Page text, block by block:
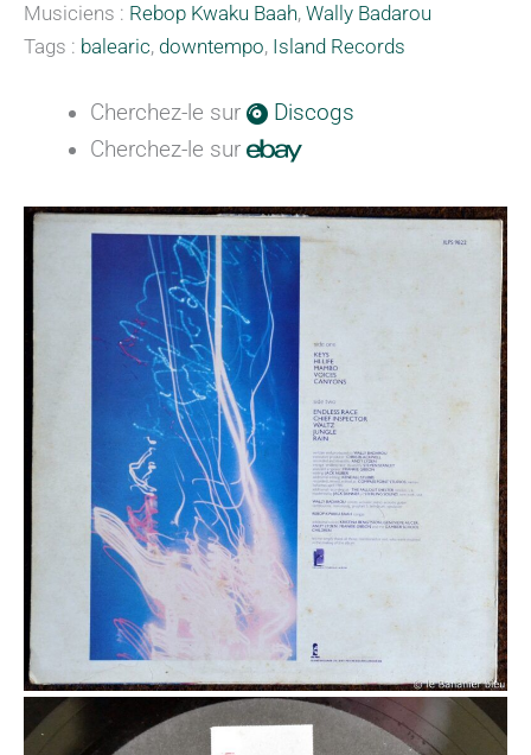
Musiciens : Rebop Kwaku Baah, Wally Badarou
Tags : balearic, downtempo, Island Records
Cherchez-le sur
Discogs
Cherchez-le sur